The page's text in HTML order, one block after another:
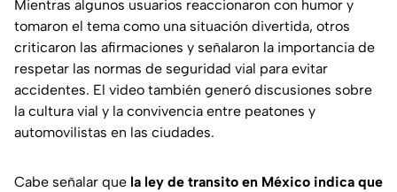
Mientras algunos usuarios reaccionaron con humor y
tomaron el tema como una situación divertida, otros
criticaron las afirmaciones y señalaron la importancia de
respetar las normas de seguridad vial para evitar
accidentes. El video también generó discusiones sobre
la cultura vial y la convivencia entre peatones y
automovilistas en las ciudades.
Cabe señalar que la ley de transito en México indica que